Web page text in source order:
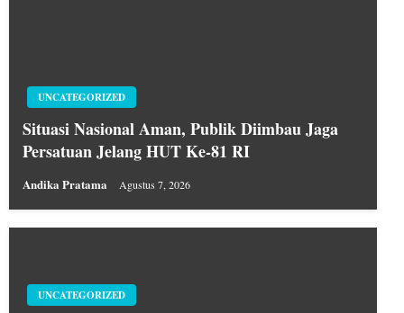
UNCATEGORIZED
Situasi Nasional Aman, Publik Diimbau Jaga
Persatuan Jelang HUT Ke-81 RI
Andika Pratama Agustus 7, 2026
UNCATEGORIZED